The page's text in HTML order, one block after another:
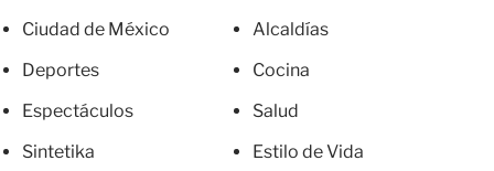
Ciudad de México
Deportes
Espectáculos
Sintetika
Alcaldías
Cocina
Salud
Estilo de Vida